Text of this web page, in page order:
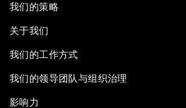
我们的策略
关于我们
我们的工作方式
我们的领导团队与组织治理
影响力